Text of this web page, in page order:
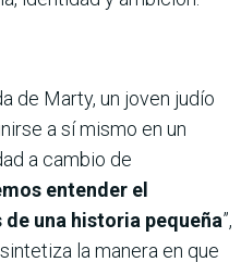
de Marty, un joven judío
a sí mismo en un
a cambio de
entender el
una historia pequeña”,
la manera en que